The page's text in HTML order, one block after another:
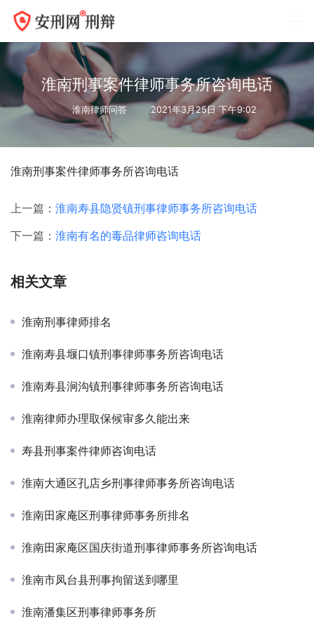
淮南刑事案件律师事务所咨询电话
淮南律师问答 2021年3月25日 下午9:02
淮南刑事案件律师事务所咨询电话
上一篇： 淮南寿县隐贤镇刑事律师事务所咨询电话
下一篇： 淮南有名的毒品律师咨询电话
相关文章
淮南刑事律师排名
淮南寿县堰口镇刑事律师事务所咨询电话
淮南寿县涧沟镇刑事律师事务所咨询电话
淮南律师办理取保候审多久能出来
寿县刑事案件律师咨询电话
淮南大通区孔店乡刑事律师事务所咨询电话
淮南田家庵区刑事律师事务所排名
淮南田家庵区国庆街道刑事律师事务所咨询电话
淮南市凤台县刑事拘留送到哪里
淮南潘集区刑事律师事务所